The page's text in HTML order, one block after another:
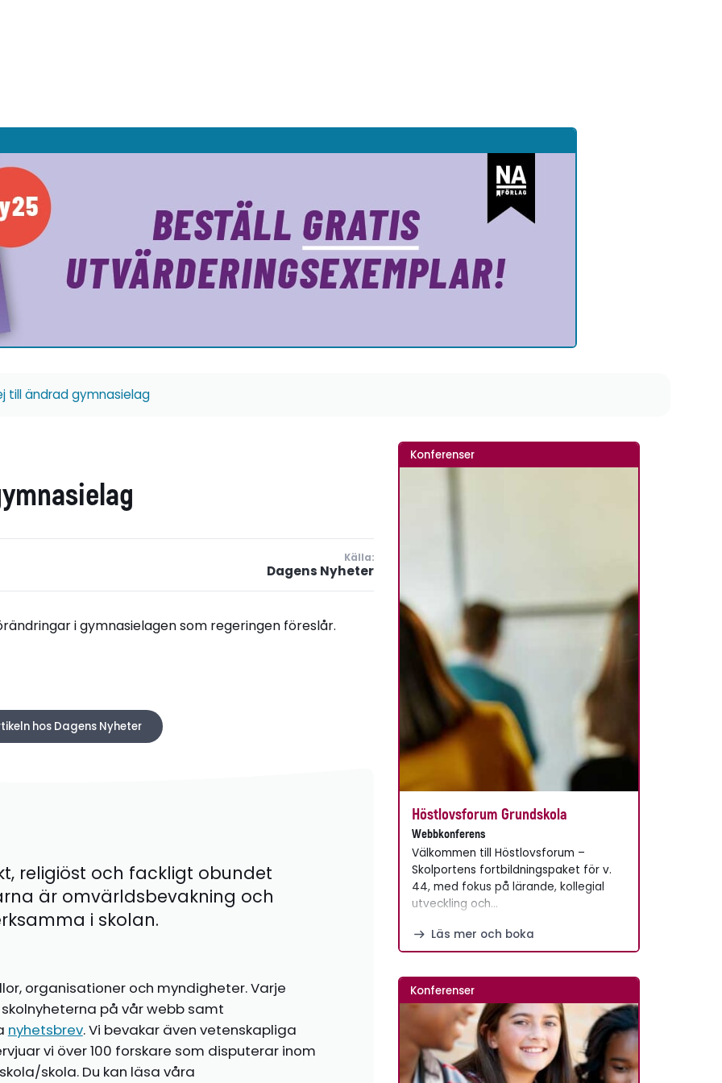
till ändrad gymnasielag
Källa:
Dagens Nyheter
i gymnasielagen som regeringen föreslår.
hos Dagens Nyheter
religiöst och fackligt obundet
är omvärldsbevakning och
i skolan.
organisationer och myndigheter. Varje
på vår webb samt
nyhetsbrev. Vi bevakar även vetenskapliga
vi över 100 forskare som disputerar inom
skola. Du kan läsa våra
Konferenser
Höstlovsforum Grundskola
Webbkonferens
Välkommen till Höstlovsforum –
Skolportens fortbildningspaket för v.
44, med fokus på lärande, kollegial
utveckling och…
Läs mer och boka
Konferenser